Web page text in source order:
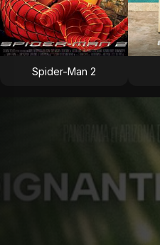
Spider-Man 2